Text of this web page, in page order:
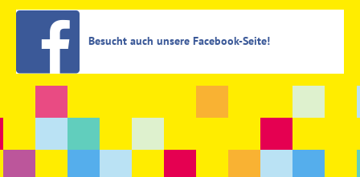
Besucht auch unsere Facebook-Seite!